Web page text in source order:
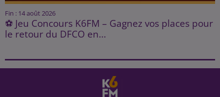
Fin : 14 août 2026
⚽ Jeu Concours K6FM – Gagnez vos places pour
le retour du DFCO en...